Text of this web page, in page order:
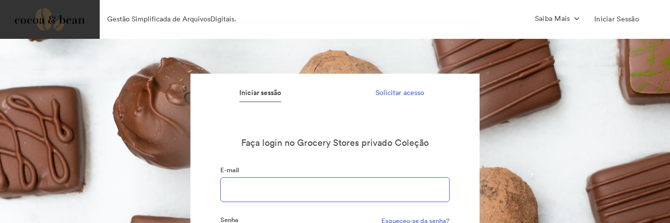
Gestão Simplificada de ArquivosDigitais. Saiba Mais Iniciar Sessão
Iniciar sessão Solicitar acesso
Faça login no Grocery Stores privado Coleção
E-mail
Senha Esqueceu-se da senha?